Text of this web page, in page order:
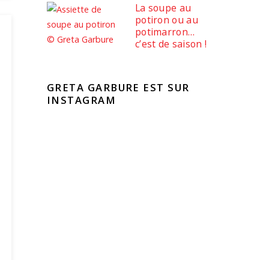
La soupe au
potiron ou au
potimarron…
c’est de saison !
GRETA GARBURE EST SUR
INSTAGRAM